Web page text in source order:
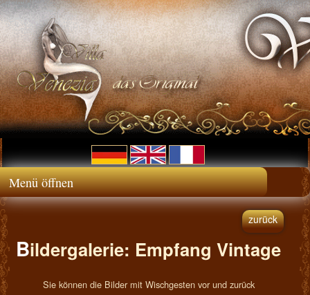
Menü öffnen
zurück
Bildergalerie: Empfang Vintage
Sie können die Bilder mit Wischgesten vor und zurück